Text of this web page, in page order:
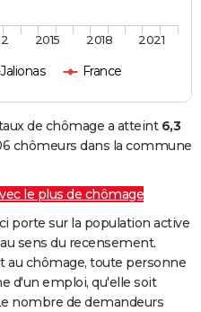
France
2015 2018 2021
de chômage a atteint 6,3
chômeurs dans la commune
le plus de chômage
porte sur la population active
sens du recensement.
au chômage, toute personne
d'un emploi, qu'elle soit
nombre de demandeurs